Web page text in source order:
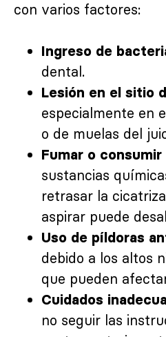
con varios factores:
Ingreso de
dental.
Lesión en el sitio
especialmente en
o de muelas del
Fumar o
sustancias
retrasar la
aspirar puede
Uso de píldoras
debido a los altos
que pueden
Cuidados
no seguir las